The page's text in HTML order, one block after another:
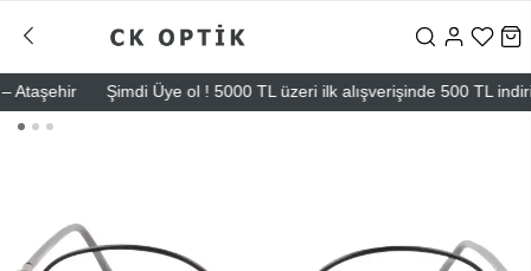
Şimdi Üye ol ! 5000 TL üzeri ilk alışverişinde 500 TL indirim